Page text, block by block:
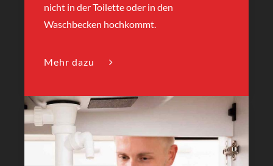
nicht in der Toilette oder in den
Waschbecken hochkommt.
Mehr dazu